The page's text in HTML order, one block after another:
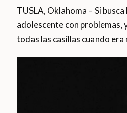
TUSLA, Oklahoma – Si
adolescente con problemas,
todas las casillas cuando era